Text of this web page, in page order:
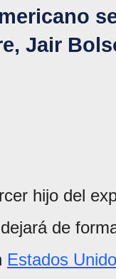
Jair
hijo del
de
Estados